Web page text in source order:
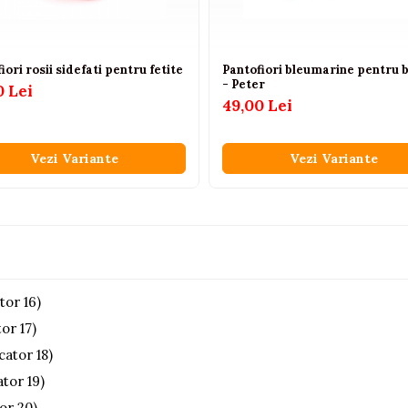
rosii sidefati pentru fetite
Lei
Vezi Variante
Pantofiori bleumarine pentru
- Peter
49,00 Lei
Vezi Variante
16)
17)
18)
19)